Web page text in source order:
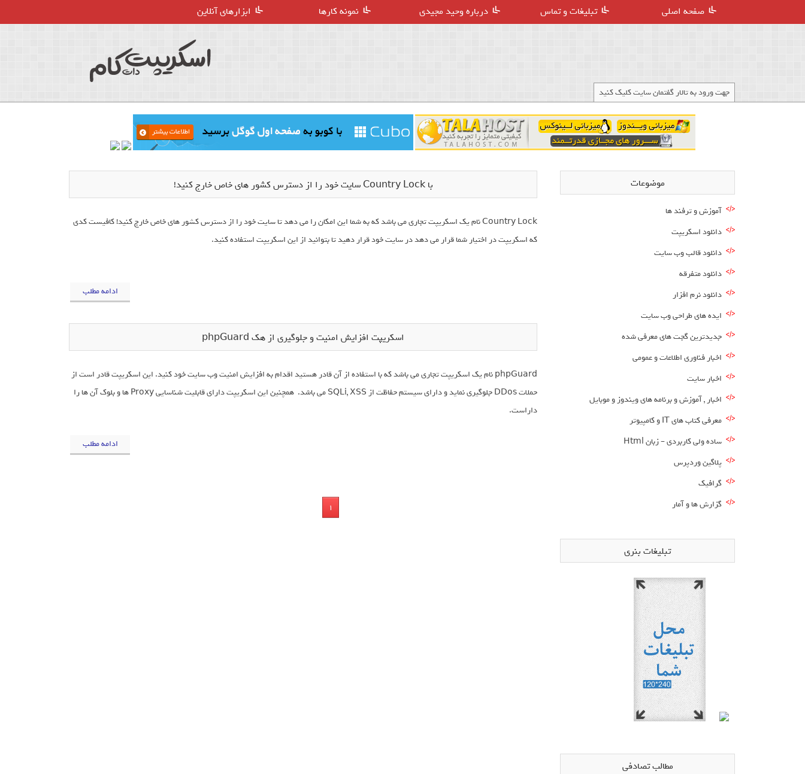
صفحه اصلی تبلیغات و تماس درباره وحید مجیدی نمونه کارها ابزارهای آنلاین
جهت ورود به تالار گفتمان سایت کلیک کنید
با Country Lock سایت خود را از دسترس کشور های خاص خارج کنید!
Country Lock نام یک اسکریپت تجاری می باشد که به شما این امکان را می دهد تا سایت خود را از دسترس کشور های خاص خارج کنید! کافیست کدی
که اسکریپت در اختیار شما قرار می دهد در سایت خود قرار دهید تا بتوانید از این اسکریپت استفاده کنید.
ادامه مطلب
اسکریپت افزایش امنیت و جلوگیری از هک phpGuard
phpGuard نام یک اسکریپت تجاری می باشد که با استفاده از آن قادر هستید اقدام به افزایش امنیت وب سایت خود کنید. این اسکریپت قادر است از
حملات DDos جلوگیری نماید و دارای سیستم حفاظت از SQLi, XSS می باشد. همچنین این اسکریپت دارای قابلیت شناسایی Proxy ها و بلوک آن ها را
داراست.
ادامه مطلب
1
موضوعات
آموزش و ترفند ها
دانلود اسکریپت
دانلود قالب وب سایت
دانلود متفرقه
دانلود نرم افزار
ایده های طراحی وب سایت
جدیدترین گجت های معرفی شده
اخبار فناوری اطلاعات و عمومی
اخبار سایت
اخبار , آموزش و برنامه های ویندوز و موبایل
معرفی کتاب های IT و کامپیوتر
ساده ولی کاربردی – زبان Html
پلاگین وردپرس
گرافیک
گزارش ها و آمار
تبلیغات بنری
مطالب تصادفی